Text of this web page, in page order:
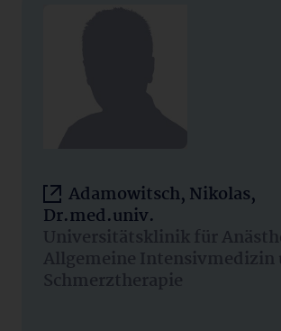
Adamowitsch, Nikolas,
Dr.med.univ.
Universitätsklinik für
Allgemeine Intensivmedizin
Schmerztherapie